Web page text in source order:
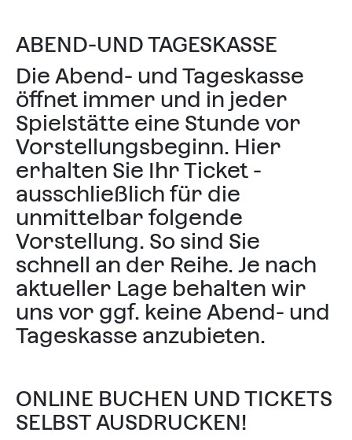
ABEND-UND TAGESKASSE
Die Abend- und Tageskasse
öffnet immer und in jeder
Spielstätte eine Stunde vor
Vorstellungsbeginn. Hier
erhalten Sie Ihr Ticket -
ausschließlich für die
unmittelbar folgende
Vorstellung. So sind Sie
schnell an der Reihe. Je nach
aktueller Lage behalten wir
uns vor ggf. keine Abend- und
Tageskasse anzubieten.
ONLINE BUCHEN UND TICKETS
SELBST AUSDRUCKEN!